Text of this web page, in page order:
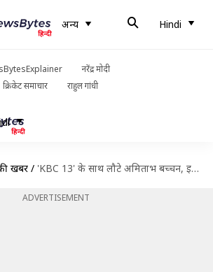
अन्य Hindi
नरेंद्र मोदी
क्रिकेट समाचार राहुल गांधी
खबरें / 'KBC 13' के साथ लौटे अमिताभ बच्चन, इस दिन से शुरू हो रहे रजिस्ट्रेशन
ADVERTISEMENT